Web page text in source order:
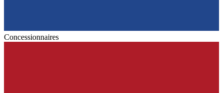
Concessionnaires